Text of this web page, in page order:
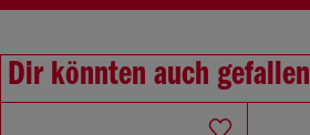
Dir könnten auch gefallen